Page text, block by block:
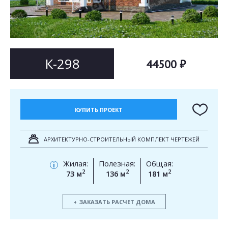
К-298 44500 ₽
КУПИТЬ ПРОЕКТ
АРХИТЕКТУРНО-СТРОИТЕЛЬНЫЙ КОМПЛЕКТ ЧЕРТЕЖЕЙ
i
Жилая:
73 м2
Полезная:
136 м2
Общая:
181 м2
ЗАКАЗАТЬ РАСЧЕТ ДОМА
Согласен на обработку персональных данных
Согласен на обработку персональных данных
This site is protected by reCAPTCHA and the GooglePrivacy PolicyandTerms of Service
apply.